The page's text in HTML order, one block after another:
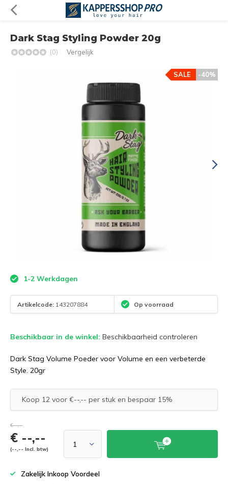
Dark Stag Styling Powder 20g
(0) Vergelijk
-40%
SALE
1-2 Werkdagen
Artikelcode: 143207884 Op voorraad
Beschikbaar in de winkel: Beschikbaarheid controleren
Dark Stag Volume Poeder voor Volume en een verbeterde
Style. 20gr
Koop 12 voor €--,-- per stuk en bespaar 15%
€--,--
€ --,--
(--,-- Incl. btw)
Zakelijk Inkoop Voordeel